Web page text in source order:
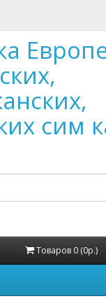
сим
Товаров 0 (0р.)